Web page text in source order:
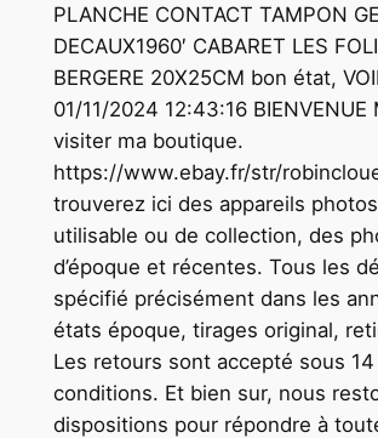
PLANCHE CONTACT TAMPON
DECAUX1960′ CABARET LES
BERGERE 20X25CM bon état,
01/11/2024 12:43:16 BIENVENUE
visiter ma boutique.
https://www.ebay.fr/str/
trouverez ici des appareils
utilisable ou de collection, des
d’époque et récentes. Tous les
spécifié précisément dans les
états époque, tirages original,
Les retours sont accepté sous
conditions. Et bien sur, nous
dispositions pour répondre à